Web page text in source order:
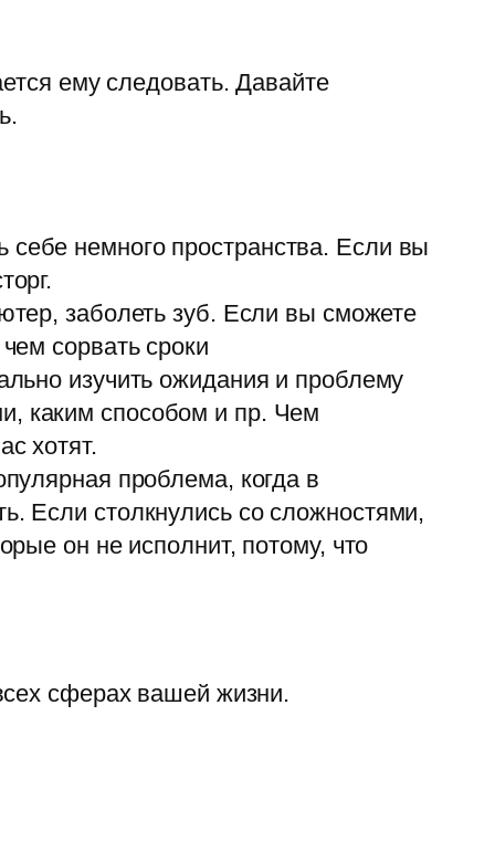
ему следовать. Давайте
немного пространства. Если вы
заболеть зуб. Если вы сможете
сорвать сроки
изучить ожидания и проблему
каким способом и пр. Чем
хотят.
проблема, когда в
Если столкнулись со сложностями,
он не исполнит, потому, что
сферах вашей жизни.